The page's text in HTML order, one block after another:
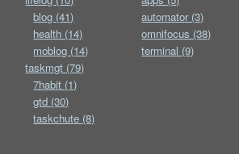
blog (41)
health (14)
moblog (14)
automator (3)
omnifocus (38)
terminal (9)
taskmgt (79)
7habit (1)
gtd (30)
taskchute (8)